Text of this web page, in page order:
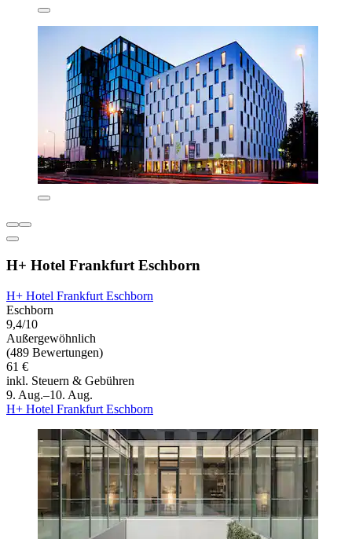
H+ Hotel Frankfurt Eschborn
H+ Hotel Frankfurt Eschborn
Eschborn
9,4/10
Außergewöhnlich
(489 Bewertungen)
61 €
inkl. Steuern & Gebühren
9. Aug.–10. Aug.
H+ Hotel Frankfurt Eschborn